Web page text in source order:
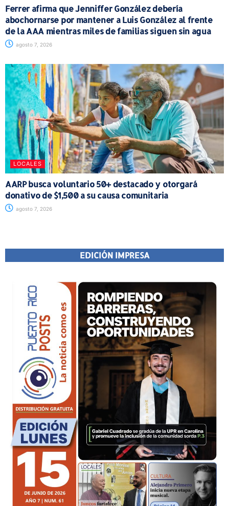
Ferrer afirma que Jenniffer González debería
abochornarse por mantener a Luis González al frente
de la AAA mientras miles de familias siguen sin agua
agosto 7, 2026
LOCALES
AARP busca voluntario 50+ destacado y otorgará
donativo de $1,500 a su causa comunitaria
agosto 7, 2026
EDICIÓN IMPRESA